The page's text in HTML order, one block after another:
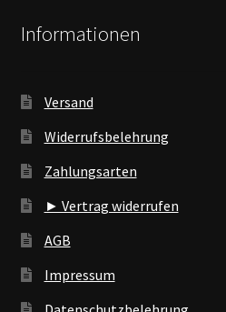
Informationen
Versand
Widerrufsbelehrung
Zahlungsarten
► Vertrag widerrufen
AGB
Impressum